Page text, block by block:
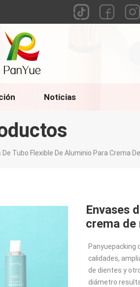
Noticias
De Tubo Flexible De Aluminio Para Crema
Envases
crema de
Panyuepacking
calidades,
de dientes y
diámetro